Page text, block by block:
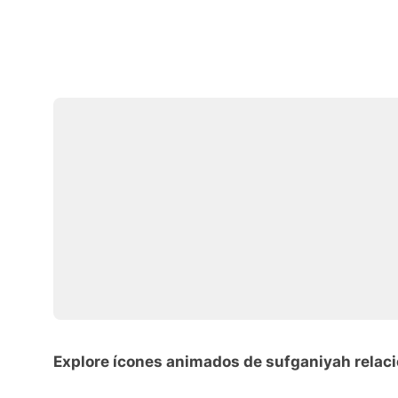
Explore ícones animados de sufganiyah